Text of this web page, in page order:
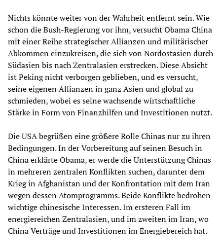
Nichts könnte weiter von der Wahrheit entfernt sein. Wie
schon die Bush-Regierung vor ihm, versucht Obama China
mit einer Reihe strategischer Allianzen und militärischer
Abkommen einzukreisen, die sich von Nordostasien durch
Südasien bis nach Zentralasien erstrecken. Diese Absicht
ist Peking nicht verborgen geblieben, und es versucht,
seine eigenen Allianzen in ganz Asien und global zu
schmieden, wobei es seine wachsende wirtschaftliche
Stärke in Form von Finanzhilfen und Investitionen nutzt.
Die USA begrüßen eine größere Rolle Chinas nur zu ihren
Bedingungen. In der Vorbereitung auf seinen Besuch in
China erklärte Obama, er werde die Unterstützung Chinas
in mehreren zentralen Konflikten suchen, darunter dem
Krieg in Afghanistan und der Konfrontation mit dem Iran
wegen dessen Atomprogramms. Beide Konflikte bedrohen
wichtige chinesische Interessen. Im ersteren Fall im
energiereichen Zentralasien, und im zweiten im Iran, wo
China Verträge und Investitionen im Energiebereich hat.